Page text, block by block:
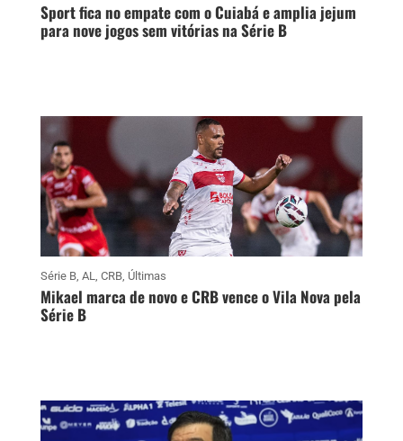
Sport fica no empate com o Cuiabá e amplia jejum
para nove jogos sem vitórias na Série B
Série B, AL, CRB, Últimas
Mikael marca de novo e CRB vence o Vila Nova pela
Série B